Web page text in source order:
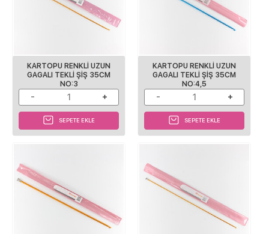
KARTOPU RENKLI UZUN
GAGALI TEKLI ŞIŞ 35CM
NO:3
SEPETE EKLE
KARTOPU RENKLI UZUN
GAGALI TEKLI ŞIŞ 35CM
NO:4,5
SEPETE EKLE